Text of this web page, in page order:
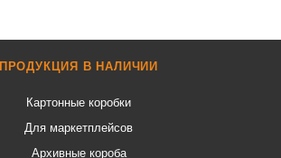
ПРОДУКЦИЯ В НАЛИЧИИ
Картонные коробки
Для маркетплейсов
Архивные короба